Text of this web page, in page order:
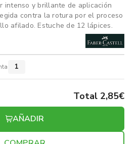
intenso y brillante de aplicación
contra la rotura por el proceso
afilado. Estuche de 12 lápices.
1
Total 2,85€
AÑADIR